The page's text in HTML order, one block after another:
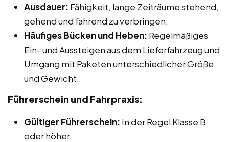
Ausdauer: Fähigkeit, lange Zeiträume stehend,
gehend und fahrend zu verbringen.
Häufiges Bücken und Heben: Regelmäßiges
Ein- und Aussteigen aus dem Lieferfahrzeug und
Umgang mit Paketen unterschiedlicher Größe
und Gewicht.
Führerschein und Fahrpraxis:
Gültiger Führerschein: In der Regel Klasse B
oder höher.